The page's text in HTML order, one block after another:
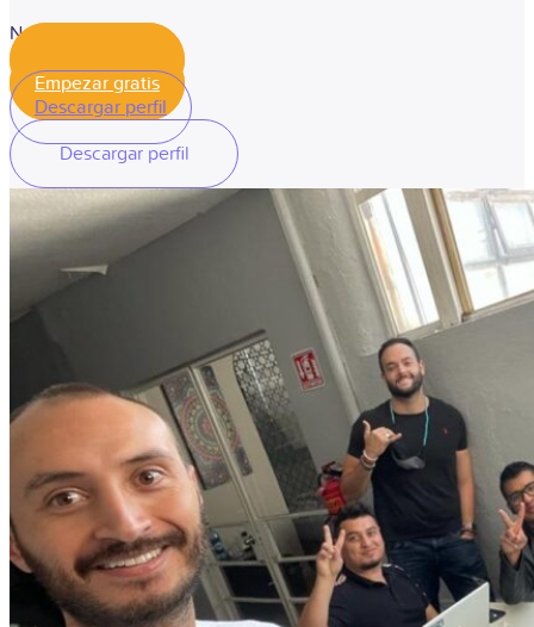
Noviembre 2020
Empezar gratis
Descargar perfil
Descargar perfil